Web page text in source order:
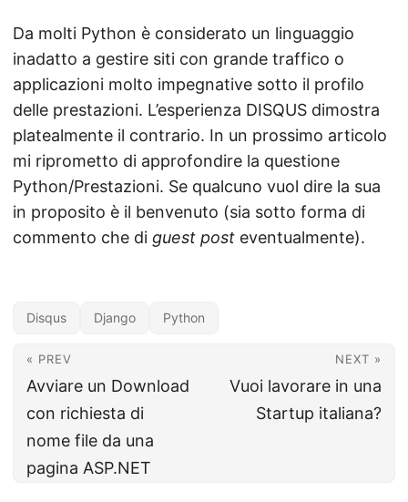
Da molti Python è considerato un linguaggio
inadatto a gestire siti con grande traffico o
applicazioni molto impegnative sotto il profilo
delle prestazioni. L’esperienza DISQUS dimostra
platealmente il contrario. In un prossimo articolo
mi riprometto di approfondire la questione
Python/Prestazioni. Se qualcuno vuol dire la sua
in proposito è il benvenuto (sia sotto forma di
commento che di guest post eventualmente).
Disqus Django Python
« PREV
Avviare un Download
con richiesta di
nome file da una
pagina ASP.NET
NEXT »
Vuoi lavorare in una
Startup italiana?